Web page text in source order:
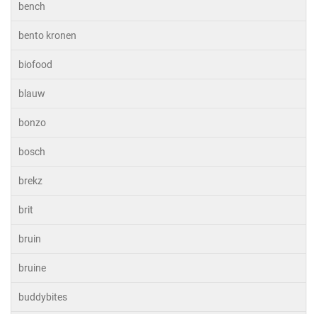
bench
bento kronen
biofood
blauw
bonzo
bosch
brekz
brit
bruin
bruine
buddybites